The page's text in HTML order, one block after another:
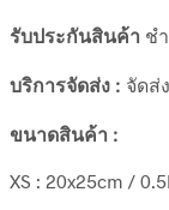
รับประกันสินค้า ช
บริการจัดส่ง : จัดส่
ขนาดสินค้า :
XS : 20x25cm /